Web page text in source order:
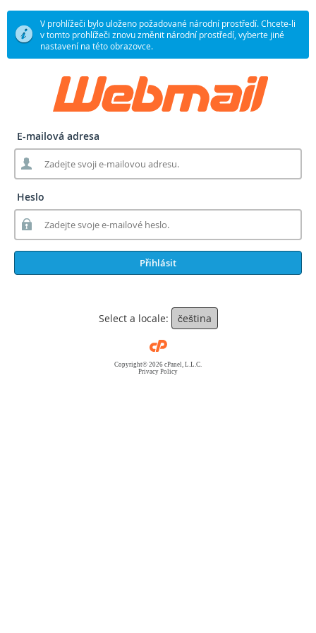
V prohlížeči bylo uloženo požadované národní prostředí. Chcete-li
v tomto prohlížeči znovu změnit národní prostředí, vyberte jiné
nastavení na této obrazovce.
E-mailová adresa
Heslo
Přihlásit
Select a locale: čeština
Copyright© 2026 cPanel, L.L.C.
Privacy Policy